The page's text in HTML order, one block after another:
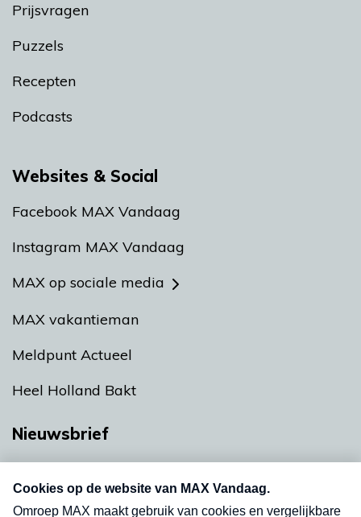
Prijsvragen
Puzzels
Recepten
Podcasts
Websites & Social
Facebook MAX Vandaag
Instagram MAX Vandaag
MAX op sociale media
MAX vakantieman
Meldpunt Actueel
Heel Holland Bakt
Nieuwsbrief
nieuwsbrief. Elke vrijdag- en dinsdagochtend in
uw mailbox.